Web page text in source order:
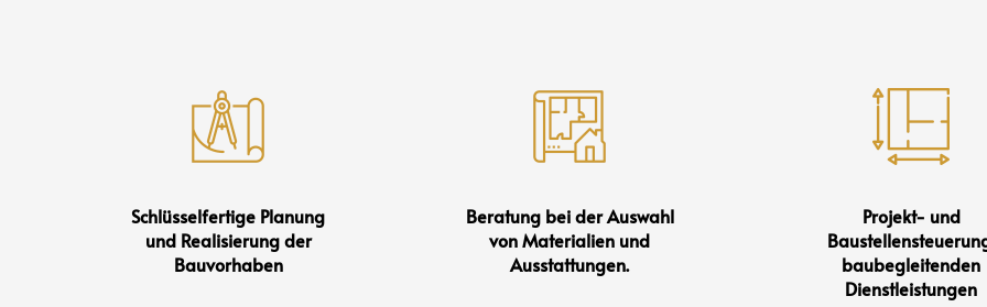
Schlüsselfertige Planung
und Realisierung der
Bauvorhaben
Beratung bei der Auswahl
von Materialien und
Ausstattungen.
Projekt- und
baubegleitenden
Dienstleistungen